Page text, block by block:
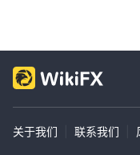
关于我们 联系我们